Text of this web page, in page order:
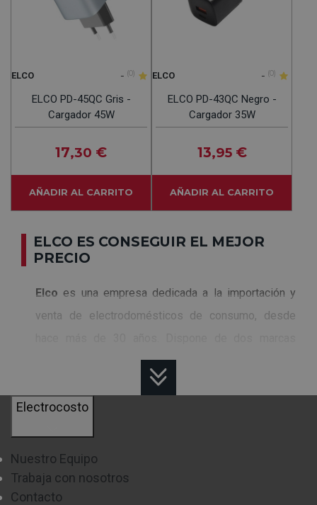
ELCO - (0)
ELCO PD-45QC Gris -
Cargador 45W
17,30 €
AÑADIR AL CARRITO
ELCO - (0)
ELCO PD-43QC Negro -
Cargador 35W
13,95 €
AÑADIR AL CARRITO
ELCO ES CONSEGUIR EL MEJOR
PRECIO
Elco es una empresa dedicada a la importación y
venta de electrodomésticos de consumo, desde
Prodis. Apuestan por las nuevas
y la mejora de
comunicación con el cliente.
¿QUÉ ELECTRODOMÉSTICOS TIENE
ELCO?
Electrocosto
Nuestro Equipo
Trabaja con nosotros
Contacto